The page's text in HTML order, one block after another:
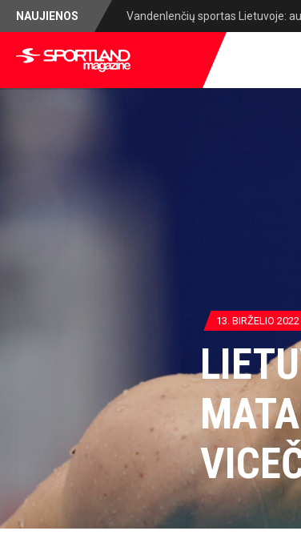
NAUJIENOS Lietuvos lengvosios atletikos
13. BIRŽELIO 2022